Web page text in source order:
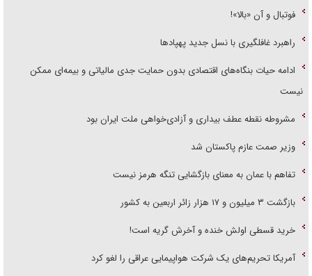
فوتبال و آن «بالا»!
راهبرد غافلگیری با نسل جدید پهپاد‌ها
ادامه حیات بنگاه‌های اقتصادی بدون حمایت جدی مالیاتی و بیمه‌ای ممکن
نیست
مشروطه نقطه عطف بیداری و آزادی‌خواهی ملت ایران بود
وزیر صمت عازم پاکستان شد
تفاهم با عمان به معنای بازگشایی تنگه هرمز نیست
بازگشت ۳ میلیون و ۱۷ هزار زائر اربعین به کشور
خرید قسطی اولش خنده و آخرش گریه است!
آمریکا تحریم‌های یک شرکت هواپیمایی عراقی را لغو کرد